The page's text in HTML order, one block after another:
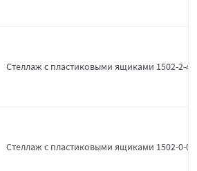
Стеллаж с пластиковыми ящиками 1502-2-4-
Стеллаж с пластиковыми ящиками 1502-0-0-